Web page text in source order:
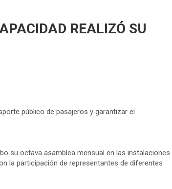
REALIZÓ SU
público de pasajeros y garantizar el
su octava asamblea mensual en las instalaciones
la participación de representantes de diferentes